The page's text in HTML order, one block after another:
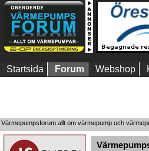
Startsida Forum Webshop
Värmepumpsforum allt om värmepump och